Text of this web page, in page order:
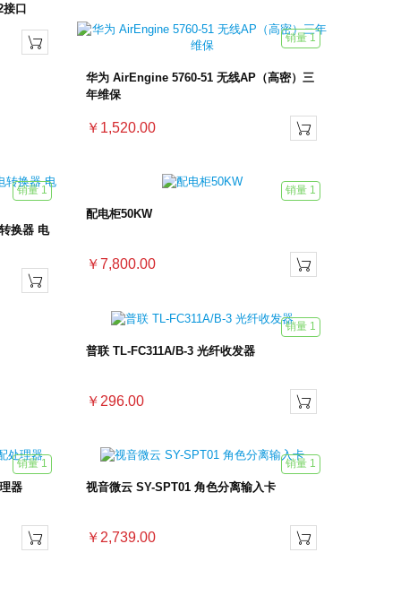
接口
 销量 1
华为 AirEngine 5760-51 无线AP（高密）三
年维保
￥1,520.00 
销量 1
换器 电

销量 1
配电柜50KW
￥7,800.00 
销量 1
普联 TL-FC311A/B-3 光纤收发器
￥296.00 
销量 1
器

销量 1
视音微云 SY-SPT01 角色分离输入卡
￥2,739.00 